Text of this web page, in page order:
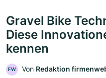
Gravel Bike
Diese
kennen
FW Von Redaktion